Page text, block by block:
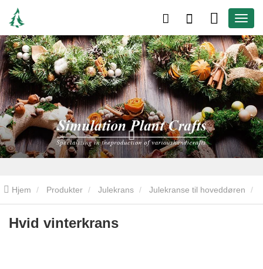
Hjem Produkter Julekrans Julekranse til hoveddøren
Hvid vinterkrans
Hvid vinterkrans